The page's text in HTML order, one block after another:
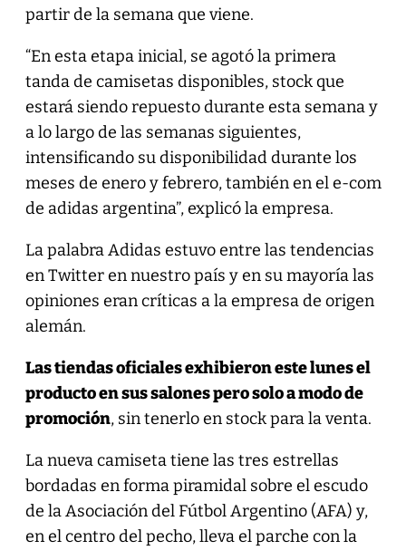
partir de la semana que viene.
“En esta etapa inicial, se agotó la primera
tanda de camisetas disponibles, stock que
estará siendo repuesto durante esta semana y
a lo largo de las semanas siguientes,
intensificando su disponibilidad durante los
meses de enero y febrero, también en el e-com
de adidas argentina”, explicó la empresa.
La palabra Adidas estuvo entre las tendencias
en Twitter en nuestro país y en su mayoría las
opiniones eran críticas a la empresa de origen
alemán.
Las tiendas oficiales exhibieron este lunes el
producto en sus salones pero solo a modo de
promoción, sin tenerlo en stock para la venta.
La nueva camiseta tiene las tres estrellas
bordadas en forma piramidal sobre el escudo
de la Asociación del Fútbol Argentino (AFA) y,
en el centro del pecho, lleva el parche con la